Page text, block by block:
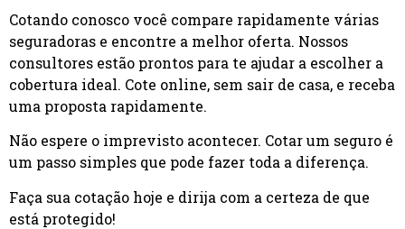
Cotando conosco você compare rapidamente várias
seguradoras e encontre a melhor oferta. Nossos
consultores estão prontos para te ajudar a escolher a
cobertura ideal. Cote online, sem sair de casa, e receba
uma proposta rapidamente.
Não espere o imprevisto acontecer. Cotar um seguro é
um passo simples que pode fazer toda a diferença.
Faça sua cotação hoje e dirija com a certeza de que
está protegido!